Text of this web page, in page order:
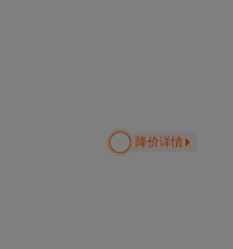
降价详情